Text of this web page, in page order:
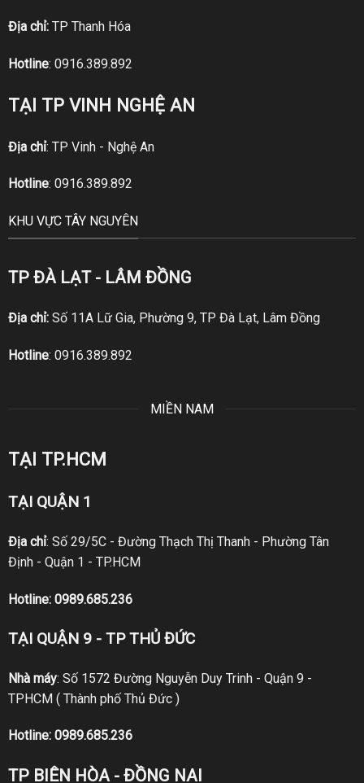
Địa chỉ:TP Thanh Hóa
Hotline: 0916.389.892
TẠI TP VINH NGHỆ AN
Địa chỉ: TP Vinh - Nghệ An
Hotline: 0916.389.892
KHU VỰC TÂY NGUYÊN
TP ĐÀ LẠT - LÂM ĐỒNG
Địa chỉ:Số 11A Lữ Gia, Phường 9, TP Đà Lạt, Lâm Đồng
Hotline: 0916.389.892
MIỀN NAM
TẠI TP.HCM
TẠI QUẬN 1
Địa chỉ: Số 29/5C - Đường Thạch Thị Thanh - Phường Tân
Định - Quận 1 - TP.HCM
Hotline: 0989.685.236
TẠI QUẬN 9 - TP THỦ ĐỨC
Nhà máy: Số 1572 Đường Nguyễn Duy Trinh - Quận 9 -
TPHCM ( Thành phố Thủ Đức )
Hotline: 0989.685.236
TP BIÊN HÒA - ĐỒNG NAI